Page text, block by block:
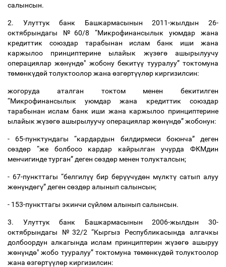
салынсын.
2. Улуттук банк Башкармасынын 2011-жылдын 26-
октябрындагы №60/8 “Микрофинансылык уюмдар жана
кредиттик союздар тарабынан ислам банк иши жана
каржылоо принциптерине ылайык жүзөгөашырылуучу
операциялар жөнүндө" жобону бекитүү тууралуу” токтомуна
төмөнкүдөй толуктоолор жана өзгөртүүлөр киргизилсин:
жогоруда аталган токтом менен бекитилген
“Микрофинансылык уюмдар жана кредиттик союздар
тарабынан ислам банк иши жана каржылоо принциптерине
ылайык жүзөгөашырылуучу операциялар жөнүндө” жобонун:
- 65-пунктундагы “кардардын билдирмеси боюнча” деген
сөздөр “же болбосо кардар кайрылган учурда ФКМдин
менчигинде турган” деген сөздөр менен толукталсын;
- 67-пункттагы “белгилүү бир берүүчүдөн мүлктү сатып алуу
жөнүндөгү” деген сөздөр алынып салынсын;
- 153-пункттагы экинчи сүйлөм алынып салынсын.
3. Улуттук банк Башкармасынын 2006-жылдын 30-
октябрындагы №32/2 “Кыргыз Республикасында алгачкы
долбоордун алкагында ислам принциптерин жүзөгө ашыруу
жөнүндө" жобо тууралуу” токтомуна төмөнкүдөй толуктоолор
жана өзгөртүүлөр киргизилсин: